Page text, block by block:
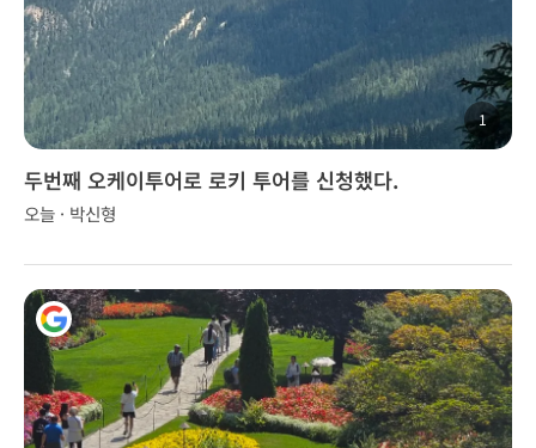
1
두번째 오케이투어로 로키 투어를 신청했다.
오늘 · 박신형